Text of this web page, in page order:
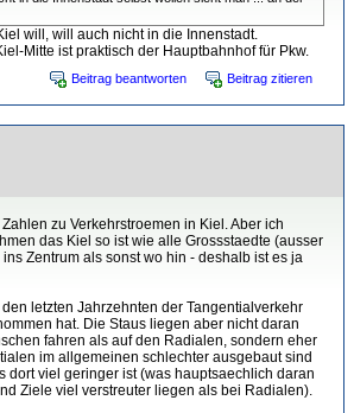
will, will auch nicht in die Innenstadt.
Mitte ist praktisch der Hauptbahnhof für Pkw.
Beitrag beantworten Beitrag zitieren
zu Verkehrstroemen in Kiel. Aber ich
das Kiel so ist wie alle Grossstaedte (ausser
Zentrum als sonst wo hin - deshalb ist es ja
letzten Jahrzehnten der Tangentialverkehr
hat. Die Staus liegen aber nicht daran
fahren als auf den Radialen, sondern eher
im allgemeinen schlechter ausgebaut sind
dort viel geringer ist (was hauptsaechlich daran
Ziele viel verstreuter liegen als bei Radialen).